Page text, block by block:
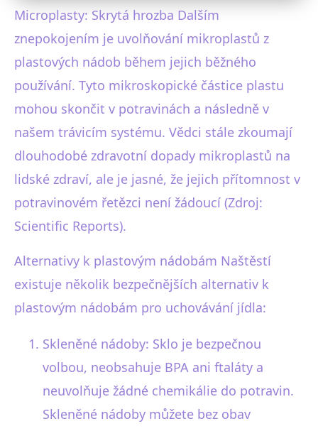
Microplasty: Skrytá hrozba Dalším
znepokojením je uvolňování mikroplastů z
plastových nádob během jejich běžného
používání. Tyto mikroskopické částice plastu
mohou skončit v potravinách a následně v
našem trávicím systému. Vědci stále zkoumají
dlouhodobé zdravotní dopady mikroplastů na
lidské zdraví, ale je jasné, že jejich přítomnost v
potravinovém řetězci není žádoucí (Zdroj:
Scientific Reports).
Alternativy k plastovým nádobám Naštěstí
existuje několik bezpečnějších alternativ k
plastovým nádobám pro uchovávání jídla:
Skleněné nádoby: Sklo je bezpečnou
volbou, neobsahuje BPA ani ftaláty a
neuvolňuje žádné chemikálie do potravin.
Skleněné nádoby můžete bez obav